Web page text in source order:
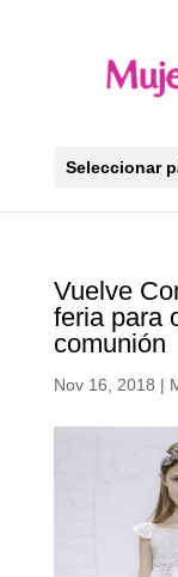
Seleccionar
Vuelve
feria para
comunión
Nov 16, 2018 |